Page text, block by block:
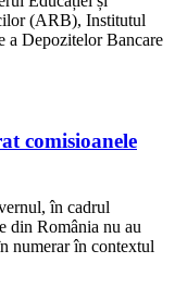
(ARB), Institutul
a Depozitelor Bancare
comisioanele
în cadrul
din România nu au
numerar în contextul